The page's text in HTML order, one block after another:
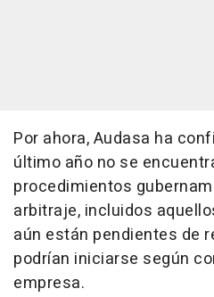
Por ahora, Audasa ha
último año no se
procedimientos
arbitraje, incluidos
aún están pendientes de
podrían iniciarse según
empresa.